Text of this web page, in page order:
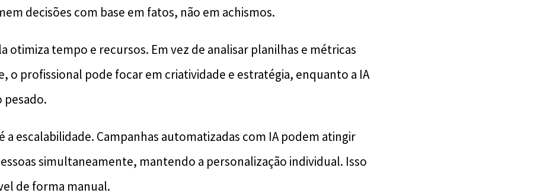
decisões com base em fatos, não em achismos.
otimiza tempo e recursos. Em vez de analisar planilhas e métricas
o profissional pode focar em criatividade e estratégia, enquanto a IA
pesado.
a escalabilidade. Campanhas automatizadas com IA podem atingir
simultaneamente, mantendo a personalização individual. Isso
de forma manual.